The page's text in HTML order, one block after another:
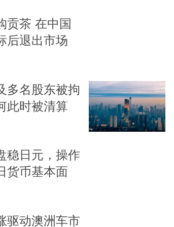
贡茶 在中国
后退出市场
多名股东被拘
此时被清算
稳日元，操作
货币基本面
驱动澳洲车市